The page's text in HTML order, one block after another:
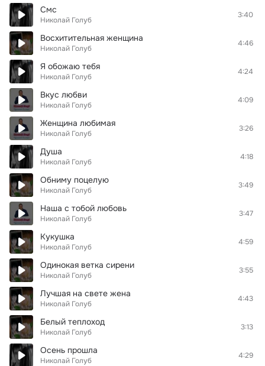
Смс
Николай Голуб
3:40
Восхитительная женщина
Николай Голуб
4:46
Я обожаю тебя
Николай Голуб
4:24
Вкус любви
Николай Голуб
4:09
Женщина любимая
Николай Голуб
3:26
Душа
Николай Голуб
4:18
Обниму поцелую
Николай Голуб
3:49
Наша с тобой любовь
Николай Голуб
3:47
Кукушка
Николай Голуб
4:59
Одинокая ветка сирени
Николай Голуб
3:55
Лучшая на свете жена
Николай Голуб
4:43
Белый теплоход
Николай Голуб
3:13
Осень прошла
Николай Голуб
4:29